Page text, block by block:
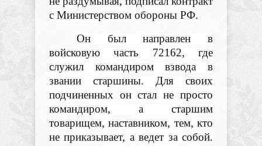
с Министерством обороны РФ.
Он был направлен в
войсковую часть 72162, где
служил командиром взвода в
звании старшины. Для своих
подчиненных он стал не просто
командиром, а старшим
товарищем, наставником, тем, кто
не приказывает, а ведет за собой.